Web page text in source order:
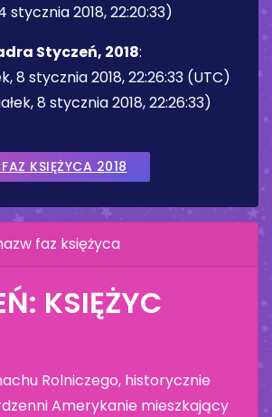
stycznia 2018, 22:20:33)
Styczeń, 2018:
8 stycznia 2018, 22:26:33 (UTC)
8 stycznia 2018, 22:26:33)
KSIĘŻYCA 2018
faz księżyca
KSIĘŻYC
Rolniczego, historycznie
Amerykanie mieszkający